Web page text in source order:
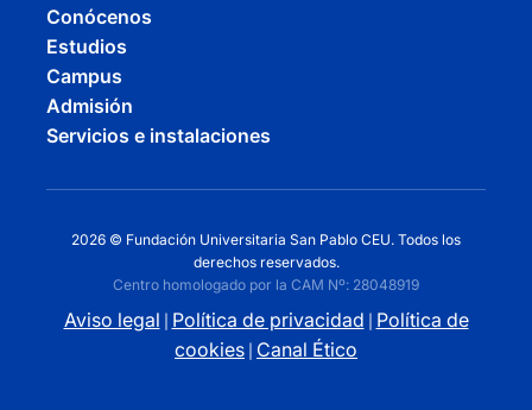
Conócenos
Estudios
Campus
Admisión
Servicios e instalaciones
2026 © Fundación Universitaria San Pablo CEU. Todos los
derechos reservados.
Centro homologado por la CAM Nº: 28048919
Aviso legal Política de privacidad Política de
cookies Canal Ético